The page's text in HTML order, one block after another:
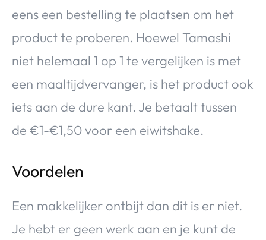
eens een bestelling te plaatsen om het
product te proberen. Hoewel Tamashi
niet helemaal 1 op 1 te vergelijken is met
een maaltijdvervanger, is het product ook
iets aan de dure kant. Je betaalt tussen
de €1-€1,50 voor een eiwitshake.
Voordelen
Een makkelijker ontbijt dan dit is er niet.
Je hebt er geen werk aan en je kunt de